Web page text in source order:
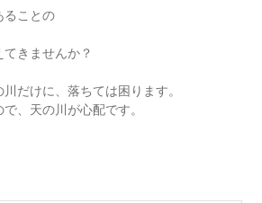
ることの
きませんか？
だけに、落ちては困ります。
、天の川が心配です。